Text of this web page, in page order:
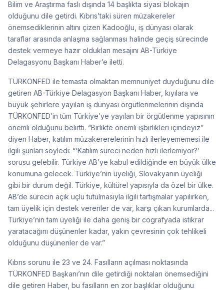
Bilim ve Araştırma faslı dışında 14 başlıkta siyasi blokajın
olduğunu dile getirdi. Kıbrıs’taki süren müzakereler
önemsediklerinin altını çizen Kadooğlu, iş dünyası olarak
taraflar arasında anlaşma sağlanması halinde geçiş sürecinde
destek vermeye hazır oldukları mesajını AB-Türkiye
Delagasyonu Başkanı Haber’e iletti.
TÜRKONFED ile temasta olmaktan memnuniyet duyduğunu dile
getiren AB-Türkiye Delagasyon Başkanı Haber, kıyılara ve
büyük şehirlere yayılan iş dünyası örgütlenmelerinin dışında
TÜRKONFED’in tüm Türkiye’ye yayılan bir örgütlenme yapısının
önemli olduğunu belirtti. “Birlikte önemli işbirlikleri içindeyiz”
diyen Haber, katılım müzakererelerinin hızlı ilerleyememesi ile
ilgili şunları söyledi: “‘Katılım süreci neden hızlı ilerlemiyor?’
sorusu gelebilir. Türkiye AB’ye kabul edildiğinde en büyük ülke
konumuna gelecek. Türkiye’nin üyeliği, Slovakyanın üyeliği
gibi bir durum değil. Türkiye, kültürel yapısıyla da özel bir ülke.
AB’de sürecin açık uçlu tutulmasıyla ilgili tartışmalar yapılırken,
tam üyelik için destek verenler de var, karşı çıkan kurumlarda...
Türkiye’nin tam üyeliği ile daha geniş bir cografyada istikrar
yaratacağını düşünenler kadar, yakın çevresinin çok tehlikeli
olduğunu düşünenler de var.”
Kıbrıs sorunu ile 23 ve 24. Fasılların açılması noktasında
TÜRKONFED Başkanı’nın dile getirdiği noktaları önemsediğini
dile getiren Haber, bu fasılların en zor başlıklar olduğunu